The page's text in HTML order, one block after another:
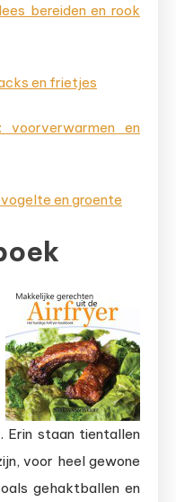
bereiden en rook
en frietjes
en
en groente
Erin staan tientallen
voor heel gewone
gehaktballen en